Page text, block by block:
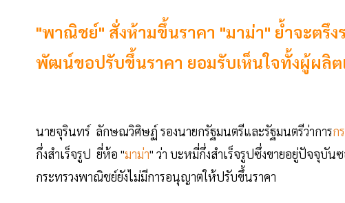
"พาณิชย์" สั่งห้ามขึ้นราคา "มาม่า" ย้ำจะตรึ
พัฒน์ขอปรับขึ้นราคา ยอมรับเห็นใจทั้งผู้ผลิต
นายจุรินทร์ ลักษณวิศิษฏ์ รองนายกรัฐมนตรีและรัฐมนตรีว่าการก
กึ่งสำเร็จรูป ยี่ห้อ "มาม่า" ว่า บะหมี่กึ่งสำเร็จรูปซึ่งขายอยู่ปัจจุบัน
กระทรวงพาณิชย์ยังไม่มีการอนุญาตให้ปรับขึ้นราคา